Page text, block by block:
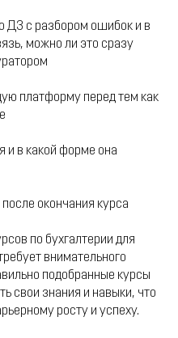
ДЗ с разбором ошибок и в
можно ли это сразу
платформу перед тем как
и в какой форме она
окончания курса
по бухгалтерии для
внимательного
подобранные курсы
свои знания и навыки, что
росту и успеху.